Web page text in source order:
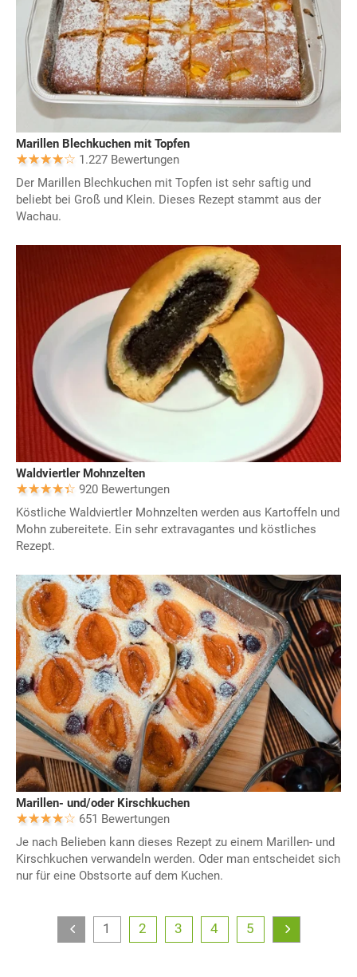
Marillen Blechkuchen mit Topfen
1.227 Bewertungen
Der Marillen Blechkuchen mit Topfen ist sehr saftig und
beliebt bei Groß und Klein. Dieses Rezept stammt aus der
Wachau.
Waldviertler Mohnzelten
920 Bewertungen
Köstliche Waldviertler Mohnzelten werden aus Kartoffeln und
Mohn zubereitete. Ein sehr extravagantes und köstliches
Rezept.
Marillen- und/oder Kirschkuchen
651 Bewertungen
Je nach Belieben kann dieses Rezept zu einem Marillen- und
Kirschkuchen verwandeln werden. Oder man entscheidet sich
nur für eine Obstsorte auf dem Kuchen.
1 2 3 4 5